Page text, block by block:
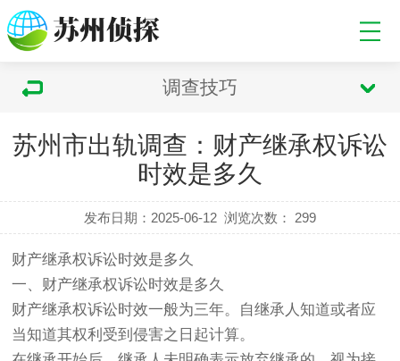
调查技巧
苏州市出轨调查：财产继承权诉讼
时效是多久
发布日期：2025-06-12 浏览次数： 299
财产继承权诉讼时效是多久
一、财产继承权诉讼时效是多久
财产继承权诉讼时效一般为三年。自继承人知道或者应
当知道其权利受到侵害之日起计算。